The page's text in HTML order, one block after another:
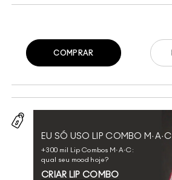
EU SÓ USO LIP COMBO M·A·C
+300 mil Lip Combos M·A·C:
qual seu mood hoje?
CRIAR LIP COMBO
COMPRAR